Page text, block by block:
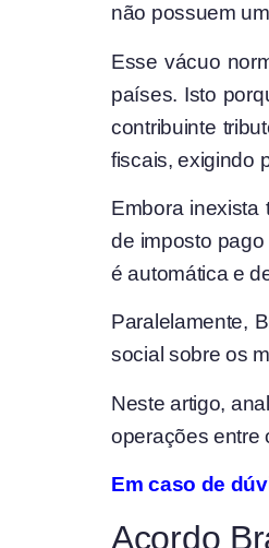
não possuem
Esse vácuo
países. Isto
contribuinte
fiscais, exigindo
Embora inexista
de imposto
é automática e
Paralelamente,
social sobre os
Neste artigo,
operações entre
Em caso de
Acordo